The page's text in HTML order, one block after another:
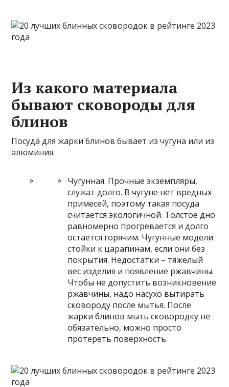
Из какого материала
бывают сковороды для
блинов
Посуда для жарки блинов бывает из чугуна или из
алюминия.
Чугунная. Прочные экземпляры,
служат долго. В чугуне нет вредных
примесей, поэтому такая посуда
считается экологичной. Толстое дно
равномерно прогревается и долго
остается горячим. Чугунные модели
стойки к царапинам, если они без
покрытия. Недостатки – тяжелый
вес изделия и появление ржавчины.
Чтобы не допустить возникновение
ржавчины, надо насухо вытирать
сковороду после мытья. После
жарки блинов мыть сковородку не
обязательно, можно просто
протереть поверхность.